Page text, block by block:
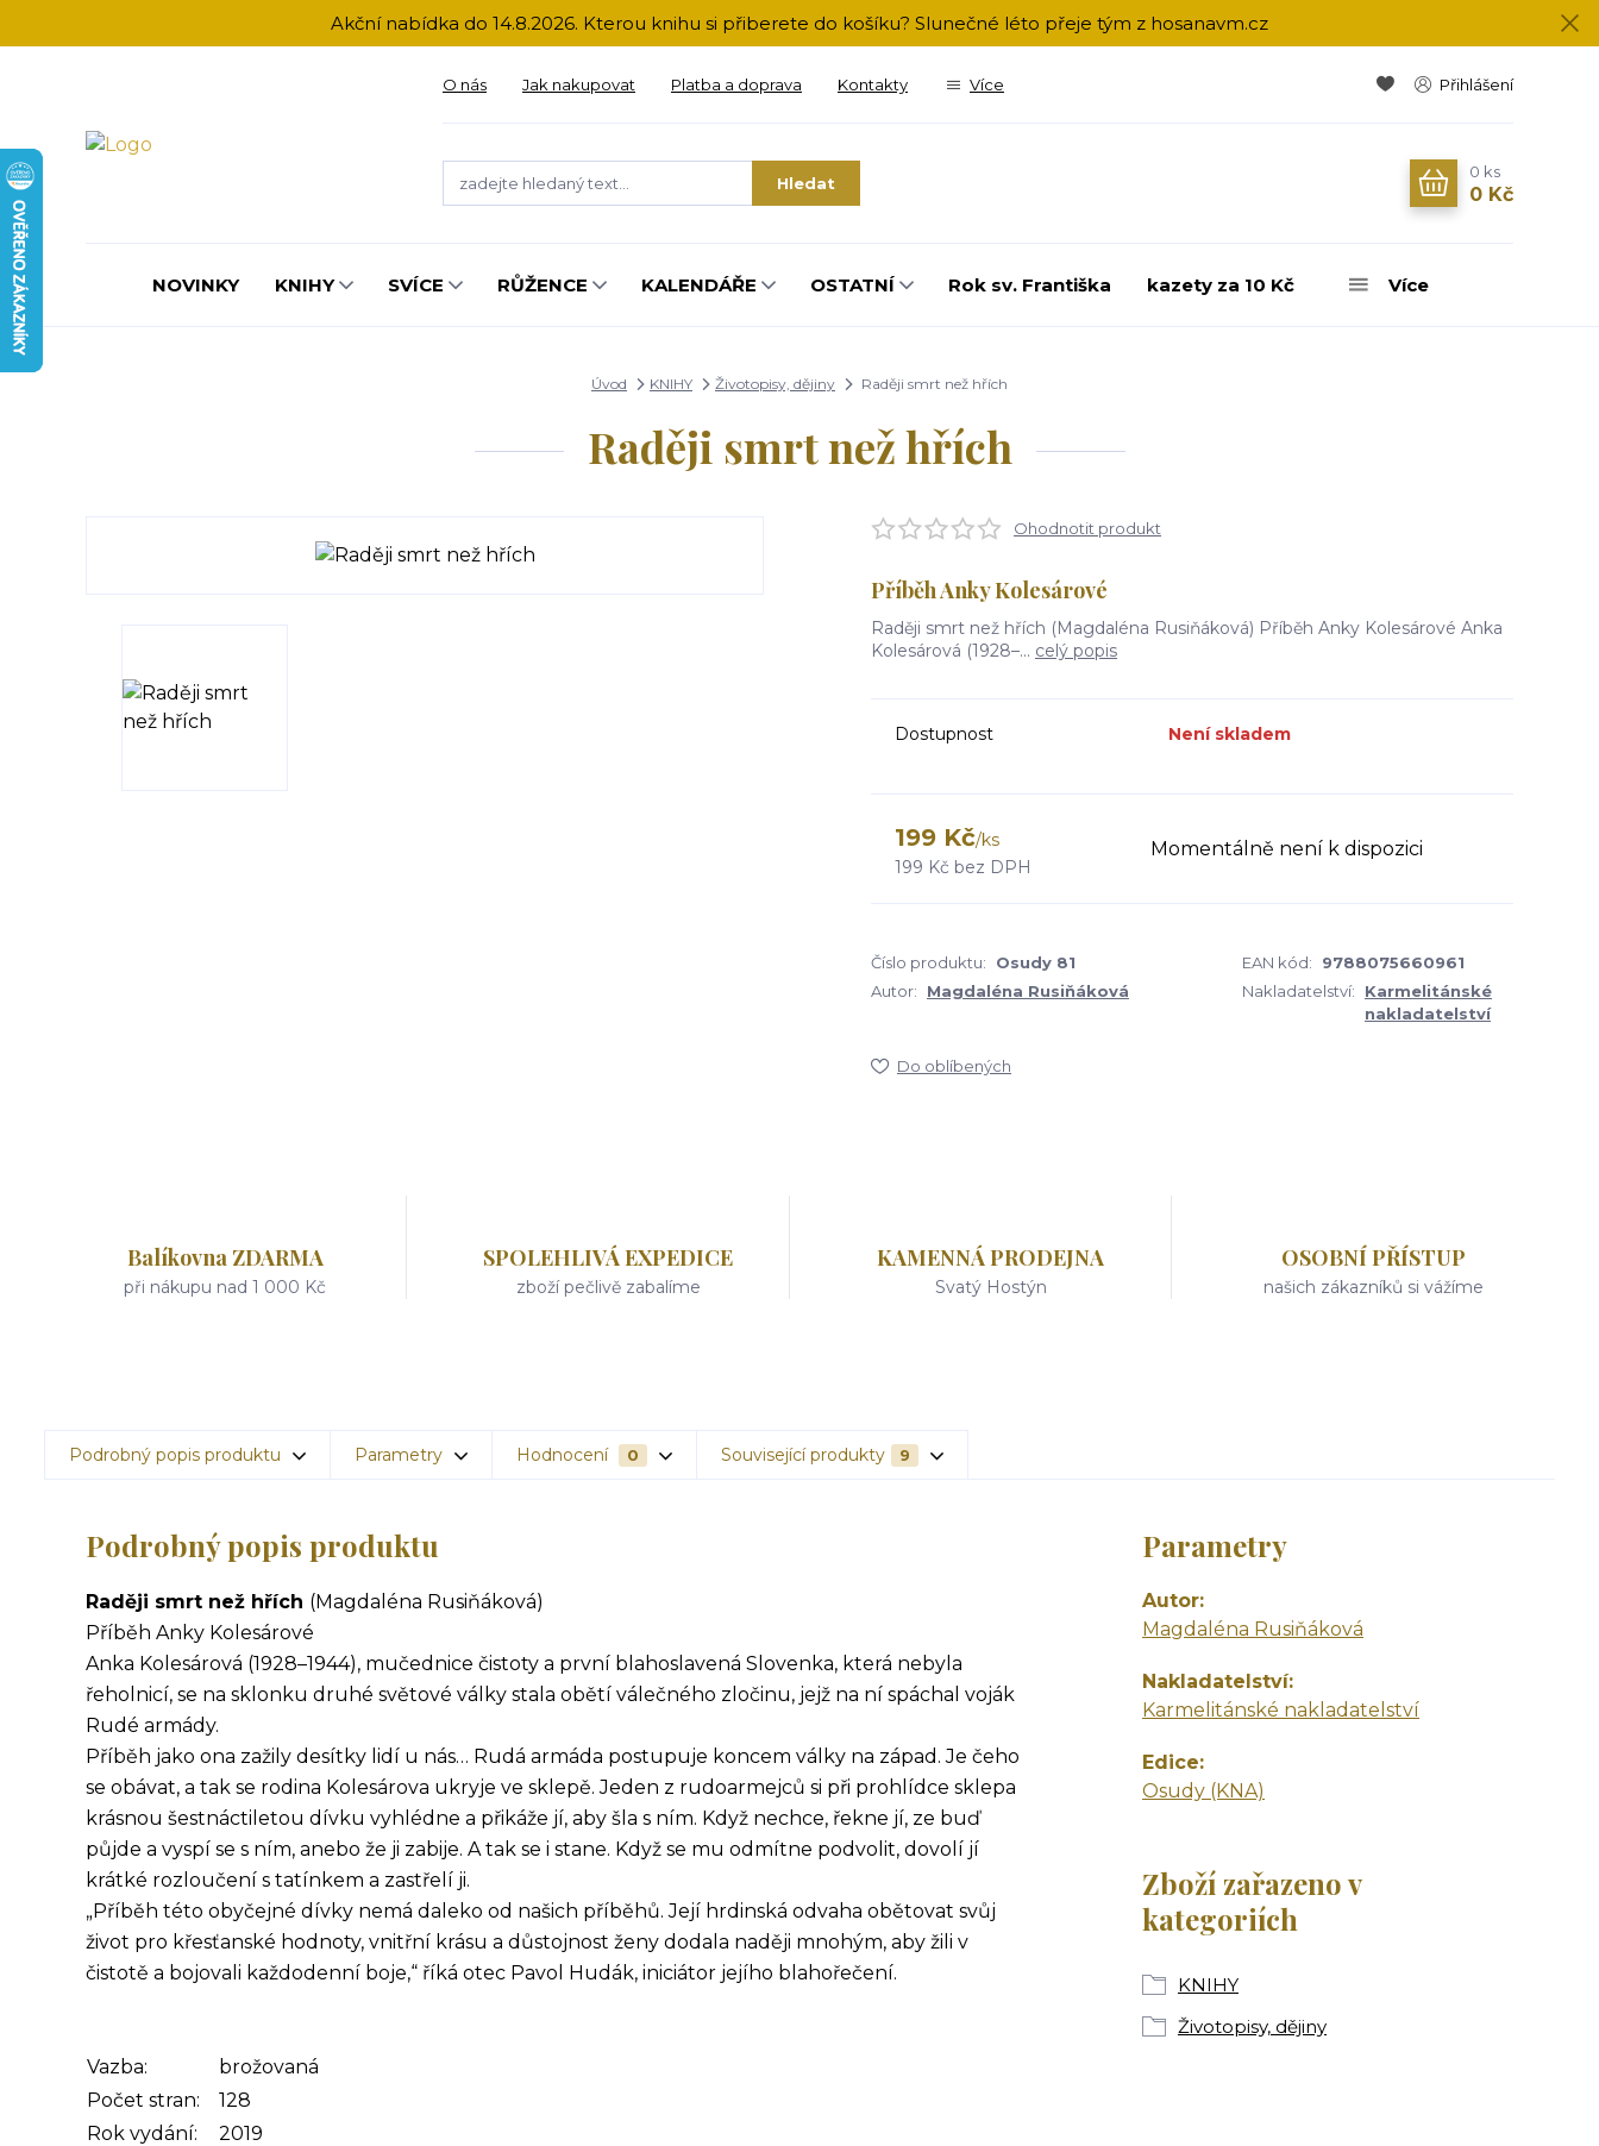
Akční nabídka do 14.8.2026. Kterou knihu si přiberete do košíku? Slunečné léto přeje tým z hosanavm.cz
O nás Jak nakupovat Platba a doprava Kontakty Více Přihlášení
Hledat
0 ks
0 Kč
NOVINKY KNIHY SVÍCE RŮŽENCE KALENDÁŘE OSTATNÍ Rok sv. Františka kazety za 10 Kč Více
Úvod KNIHY Životopisy, dějiny Raději smrt než hřích
Raději smrt než hřích
Ohodnotit produkt
Příběh Anky Kolesárové
Raději smrt než hřích (Magdaléna Rusiňáková) Příběh Anky Kolesárové Anka
Kolesárová (1928–... celý popis
Dostupnost Není skladem
199 Kč/ks
199 Kč bez DPH
Momentálně není k dispozici
Číslo produktu: Osudy 81 EAN kód:
9788075660961
Autor:
Magdaléna Rusiňáková Nakladatelství:
Karmelitánské
nakladatelství
Do oblíbených
Balíkovna ZDARMA
při nákupu nad 1 000 Kč
SPOLEHLIVÁ EXPEDICE
zboží pečlivě zabalíme
KAMENNÁ PRODEJNA
Svatý Hostýn
OSOBNÍ PŘÍSTUP
našich zákazníků si vážíme
Podrobný popis produktu Parametry Hodnocení 0 Související produkty 9
Podrobný popis produktu
Raději smrt než hřích (Magdaléna Rusiňáková)
Příběh Anky Kolesárové
Anka Kolesárová (1928–1944), mučednice čistoty a první blahoslavená Slovenka, která nebyla
řeholnicí, se na sklonku druhé světové války stala obětí válečného zločinu, jejž na ní spáchal voják
Rudé armády.
Příběh jako ona zažily desítky lidí u nás… Rudá armáda postupuje koncem války na západ. Je čeho
se obávat, a tak se rodina Kolesárova ukryje ve sklepě. Jeden z rudoarmejců si při prohlídce sklepa
krásnou šestnáctiletou dívku vyhlédne a přikáže jí, aby šla s ním. Když nechce, řekne jí, ze buď
půjde a vyspí se s ním, anebo že ji zabije. A tak se i stane. Když se mu odmítne podvolit, dovolí jí
krátké rozloučení s tatínkem a zastřelí ji.
„Příběh této obyčejné dívky nemá daleko od našich příběhů. Její hrdinská odvaha obětovat svůj
život pro křesťanské hodnoty, vnitřní krásu a důstojnost ženy dodala naději mnohým, aby žili v
čistotě a bojovali každodenní boje,“ říká otec Pavol Hudák, iniciátor jejího blahořečení.
Vazba:
brožovaná
Počet stran:
128
Rok vydání:
2019
Parametry
Autor
Magdaléna Rusiňáková
Nakladatelství
Karmelitánské nakladatelství
Edice
Osudy (KNA)
Zboží zařazeno v
kategoriích
KNIHY
Životopisy, dějiny